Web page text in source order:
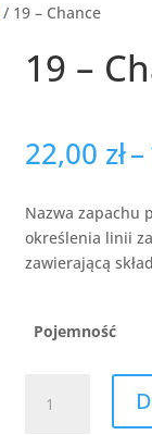
/ 19 – Chance
19 –
22,00 zł–
Nazwa zapachu
określenia linii
zawierającą
Pojemność